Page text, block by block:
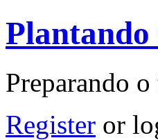
Plantando
Preparando
Register or